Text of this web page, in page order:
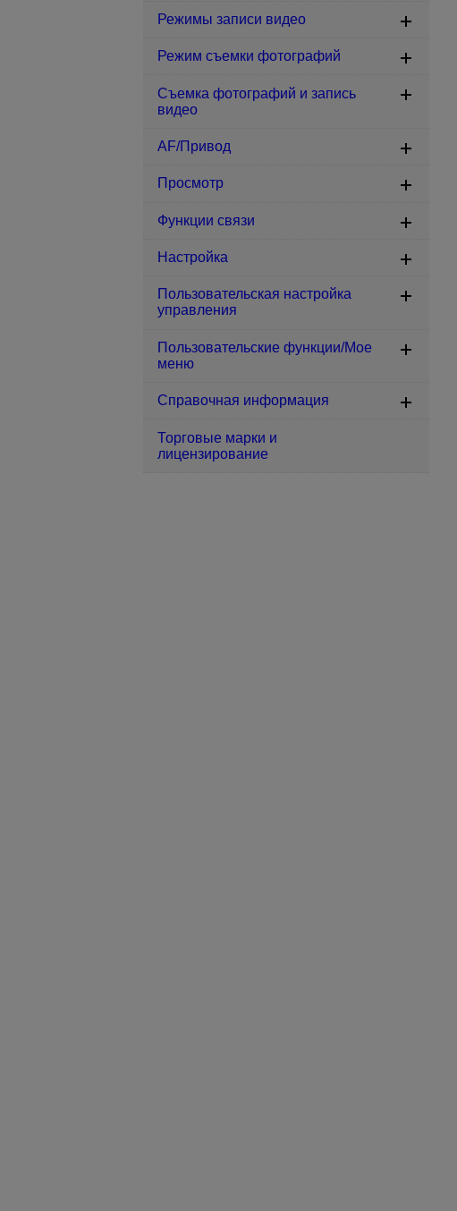
Режимы записи видео
Режим съемки фотографий
Съемка фотографий и запись
видео
AF/Привод
Просмотр
Функции связи
Настройка
Пользовательская настройка
управления
Пользовательские функции/Мое
меню
Справочная информация
Торговые марки и
лицензирование